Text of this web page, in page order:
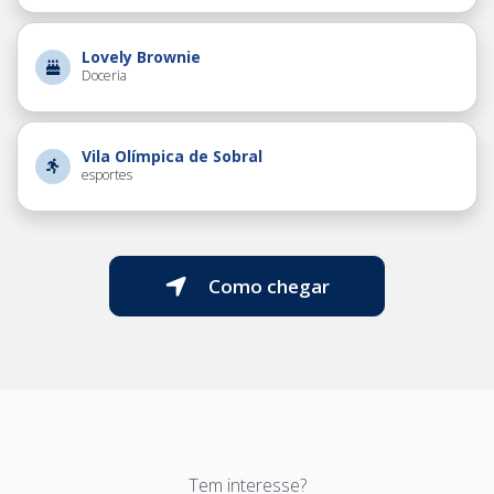
Lovely Brownie
Doceria
Vila Olímpica de Sobral
esportes
Como chegar
Tem interesse?